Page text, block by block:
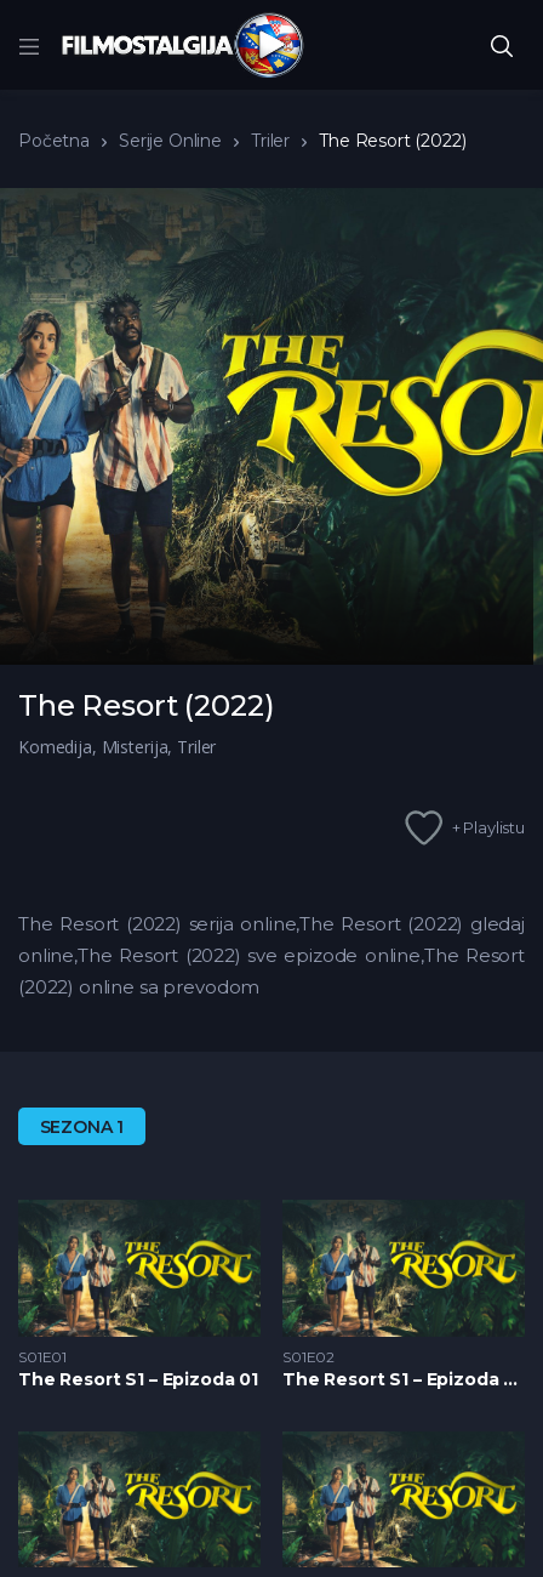
Početna Serije Online Triler The Resort (2022)
The Resort (2022)
Komedija, Misterija, Triler
+ Playlistu
The Resort (2022) serija online,The Resort (2022) gledaj
online,The Resort (2022) sve epizode online,The Resort
(2022) online sa prevodom
SEZONA 1
S01E01
The Resort S1 – Epizoda 01
S01E02
The Resort S1 – Epizoda 02